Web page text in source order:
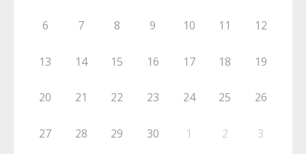
6 7 8 9 10 11 12
13 14 15 16 17 18 19
20 21 22 23 24 25 26
27 28 29 30 1 2 3